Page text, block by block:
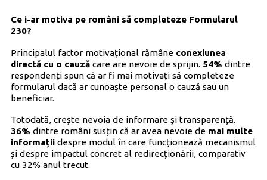
Ce i-ar motiva pe români să completeze Formularul
230?
Principalul factor motivațional rămâne conexiunea
directă cu o cauzăcare are nevoie de sprijin. 54% dintre
respondenți spun că ar fi mai motivați să completeze
formularul dacă ar cunoaște personal o cauză sau un
beneficiar.
Totodată, crește nevoia de informare și transparență.
36% dintre români susțin că ar avea nevoie de mai multe
informațiidespre modul în care funcționează mecanismul
și despre impactul concret al redirecționării, comparativ
cu 32% anul trecut.